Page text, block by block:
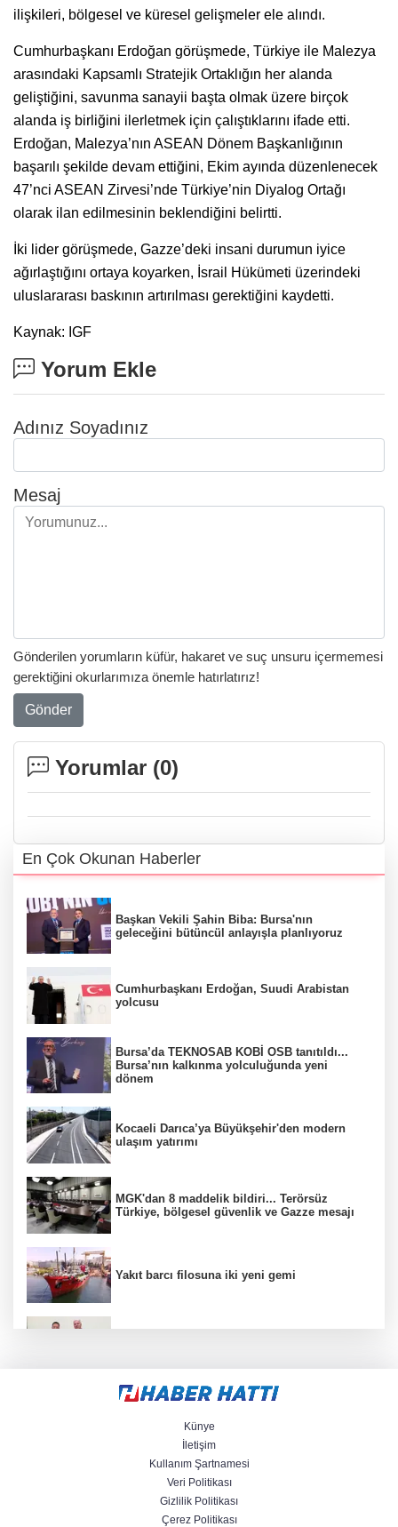
ilişkileri, bölgesel ve küresel gelişmeler ele alındı.
Cumhurbaşkanı Erdoğan görüşmede, Türkiye ile Malezya
arasındaki Kapsamlı Stratejik Ortaklığın her alanda
geliştiğini, savunma sanayii başta olmak üzere birçok
alanda iş birliğini ilerletmek için çalıştıklarını ifade etti.
Erdoğan, Malezya’nın ASEAN Dönem Başkanlığının
başarılı şekilde devam ettiğini, Ekim ayında düzenlenecek
47’nci ASEAN Zirvesi’nde Türkiye’nin Diyalog Ortağı
olarak ilan edilmesinin beklendiğini belirtti.
İki lider görüşmede, Gazze’deki insani durumun iyice
ağırlaştığını ortaya koyarken, İsrail Hükümeti üzerindeki
uluslararası baskının artırılması gerektiğini kaydetti.
Kaynak: IGF
Yorum Ekle
Adınız Soyadınız
Mesaj
Gönderilen yorumların küfür, hakaret ve suç unsuru içermemesi
gerektiğini okurlarımıza önemle hatırlatırız!
Gönder
Yorumlar (0)
En Çok Okunan Haberler
Başkan Vekili Şahin Biba: Bursa'nın
geleceğini bütüncül anlayışla planlıyoruz
Cumhurbaşkanı Erdoğan, Suudi Arabistan
yolcusu
Bursa’da TEKNOSAB KOBİ OSB tanıtıldı...
Bursa’nın kalkınma yolculuğunda yeni
dönem
Kocaeli Darıca’ya Büyükşehir'den modern
ulaşım yatırımı
MGK'dan 8 maddelik bildiri... Terörsüz
Türkiye, bölgesel güvenlik ve Gazze mesajı
Yakıt barcı filosuna iki yeni gemi
hakkında tahliye kararı
Fındık alım fiyatları açıklandı... Alımlar 24
Ağustos'ta başlıyor
Künye
İletişim
Kullanım Şartnamesi
Veri Politikası
Gizlilik Politikası
Çerez Politikası